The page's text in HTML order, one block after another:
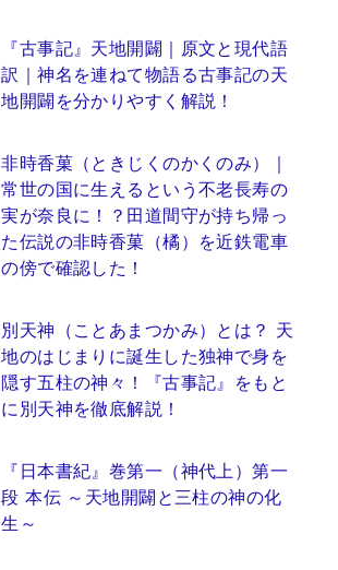
『古事記』天地開闢｜原文と現代語
訳｜神名を連ねて物語る古事記の天
地開闢を分かりやすく解説！
非時香菓（ときじくのかくのみ）｜
常世の国に生えるという不老長寿の
実が奈良に！？田道間守が持ち帰っ
た伝説の非時香菓（橘）を近鉄電車
の傍で確認した！
別天神（ことあまつかみ）とは？ 天
地のはじまりに誕生した独神で身を
隠す五柱の神々！『古事記』をもと
に別天神を徹底解説！
『日本書紀』巻第一（神代上）第一
段 本伝 ～天地開闢と三柱の神の化
生～